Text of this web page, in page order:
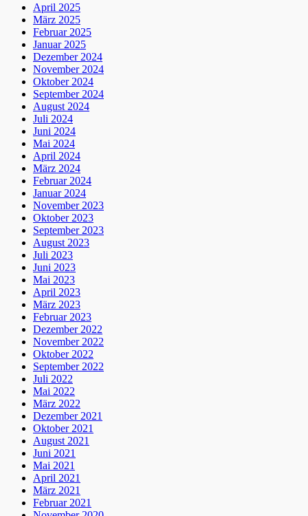
April 2025
März 2025
Februar 2025
Januar 2025
Dezember 2024
November 2024
Oktober 2024
September 2024
August 2024
Juli 2024
Juni 2024
Mai 2024
April 2024
März 2024
Februar 2024
Januar 2024
November 2023
Oktober 2023
September 2023
August 2023
Juli 2023
Juni 2023
Mai 2023
April 2023
März 2023
Februar 2023
Dezember 2022
November 2022
Oktober 2022
September 2022
Juli 2022
Mai 2022
März 2022
Dezember 2021
Oktober 2021
August 2021
Juni 2021
Mai 2021
April 2021
März 2021
Februar 2021